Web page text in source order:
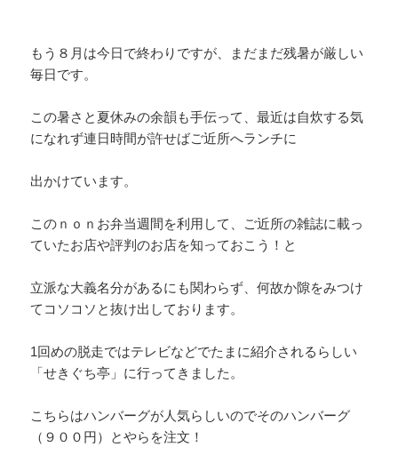
もう８月は今日で終わりですが、まだまだ残暑が厳しい
毎日です。
この暑さと夏休みの余韻も手伝って、最近は自炊する気
になれず連日時間が許せばご近所へランチに
出かけています。
このｎｏｎお弁当週間を利用して、ご近所の雑誌に載っ
ていたお店や評判のお店を知っておこう！と
立派な大義名分があるにも関わらず、何故か隙をみつけ
てコソコソと抜け出しております。
1回めの脱走ではテレビなどでたまに紹介されるらしい
「せきぐち亭」に行ってきました。
こちらはハンバーグが人気らしいのでそのハンバーグ
（９００円）とやらを注文！